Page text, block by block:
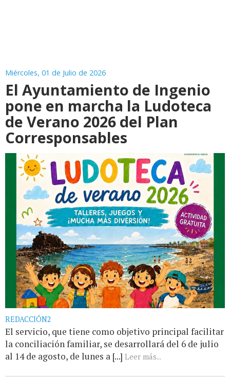
Miércoles, 01 de Julio de 2026
El Ayuntamiento de Ingenio
pone en marcha la Ludoteca
de Verano 2026 del Plan
Corresponsables
REDACCIÓN2
El servicio, que tiene como objetivo principal facilitar
la conciliación familiar, se desarrollará del 6 de julio
al 14 de agosto, de lunes a [...] Leer más...